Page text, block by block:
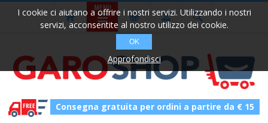
Consegna gratuita per ordini a partire da € 15
I cookie ci aiutano a offrire i nostri servizi. Utilizzando i nostri
servizi, acconsentite al nostro utilizzo dei cookie.
OK
Approfondisci